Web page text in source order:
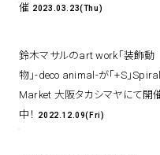
催 2023.03.23(Thu)
鈴木マサルのart work「装飾動
物」-deco animal-が「+S」Spiral
Market 大阪タカシマヤにて開
中！
2022.12.09(Fri)